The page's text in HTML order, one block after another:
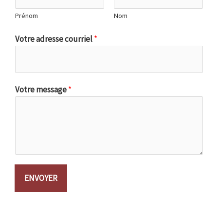
Prénom Nom
Votre adresse courriel*
Votre message*
ENVOYER